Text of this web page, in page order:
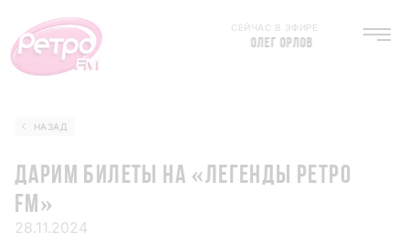
СЕЙЧАС В ЭФИРЕ
ОЛЕГ ОРЛОВ
НАЗАД
ДАРИМ БИЛЕТЫ НА «ЛЕГЕНДЫ РЕТРО
FM»
28.11.2024